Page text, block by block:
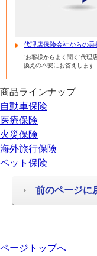
代理店保険会社からの乗
“お客様からよく聞く”代理
換えの不安にお答えします
商品ラインナップ
自動車保険
医療保険
火災保険
海外旅行保険
ペット保険
前のページに
ページトップへ